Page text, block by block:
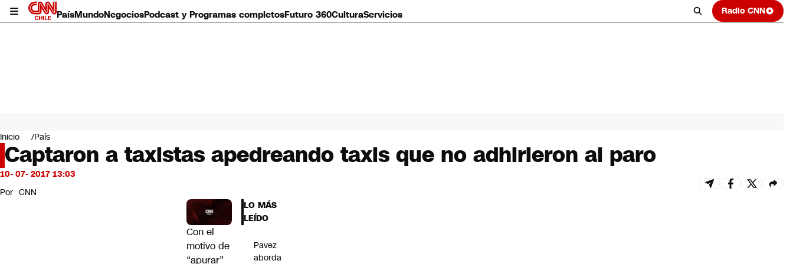
PaísMundoNegociosPodcast y Programas completosFuturo 360CulturaServicios Radio CNN
Mundo
Negocios
Deportes
Programas completos
Servicios
Inicio País
Captaron a taxistas apedreando taxis que no adhirieron al paro
10- 07- 2017 13:03
Por CNN
Con el
motivo de
“apurar”
LO MÁS
LEÍDO
Pavez
aborda